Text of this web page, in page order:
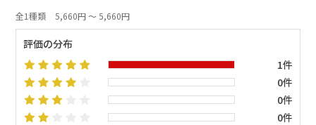
全1種類 5,660円 ～ 5,660円
評価の分布
1件
0件
0件
0件